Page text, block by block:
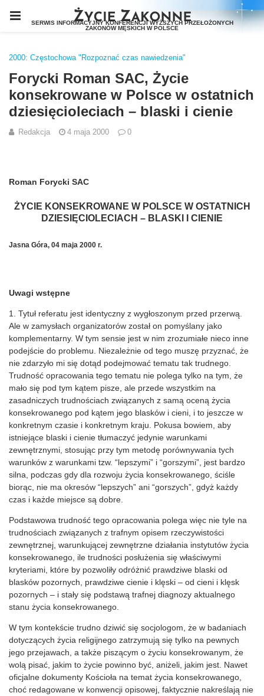
2000: Częstochowa "Rozpoznać czas nawiedzenia"
Forycki Roman SAC, Życie
konsekrowane w Polsce w ostatnich
dziesięcioleciach – blaski i cienie
Redakcja 4 maja 2000 0
Roman Forycki SAC
ŻYCIE KONSEKROWANE W POLSCE W OSTATNICH
DZIESIĘCIOLECIACH – BLASKI I CIENIE
Jasna Góra, 04 maja 2000 r.
Uwagi wstępne
1. Tytuł referatu jest identyczny z wygłoszonym przed przerwą.
Ale w zamysłach organizatorów został on pomyślany jako
komplementarny. W tym sensie jest w nim zrozumiałe nieco inne
podejście do problemu. Niezależnie od tego muszę przyznać, że
nie zdarzyło mi się dotąd podejmować tematu tak trudnego.
Trudność opracowania tego tematu nie polega tylko na tym, że
mało się pod tym kątem pisze, ale przede wszystkim na
zasadniczych trudnościach związanych z samą oceną życia
konsekrowanego pod kątem jego blasków i cieni, i to jeszcze w
konkretnym czasie i konkretnym kraju. Pokusa bowiem, aby
istniejące blaski i cienie tłumaczyć jedynie warunkami
zewnętrznymi, stosując przy tym metodę porównywania tych
warunków z warunkami tzw. “lepszymi” i “gorszymi”, jest bardzo
silna, podczas gdy dla rozwoju życia konsekrowanego, ściśle
biorąc, nie ma okresów “lepszych” ani “gorszych”, gdyż każdy
czas i każde miejsce są dobre.
Podstawowa trudność tego opracowania polega więc nie tyle na
trudnościach związanych z trafnym opisem rzeczywistości
zewnętrznej, warunkującej zewnętrzne działania instytutów życia
konsekrowanego, ile trudności posłużenia się właściwymi
kryteriami, które by pozwoliły odróżnić prawdziwe blaski od
blasków pozornych, prawdziwe cienie i klęski – od cieni i klęsk
pozornych – i stały się podstawą trafnej diagnozy aktualnego
stanu życia konsekrowanego.
W tym kontekście trudno dziwić się socjologom, że w badaniach
dotyczących życia religijnego zatrzymują się tylko na pewnych
jego przejawach, a także piszącym o życiu konsekrowanym, że
wolą pisać, jakim to życie powinno być, aniżeli, jakim jest. Nawet
oficjalne dokumenty Kościoła na temat życia konsekrowanego,
choć redagowane w konwencji opisowej, faktycznie nakreślają nie